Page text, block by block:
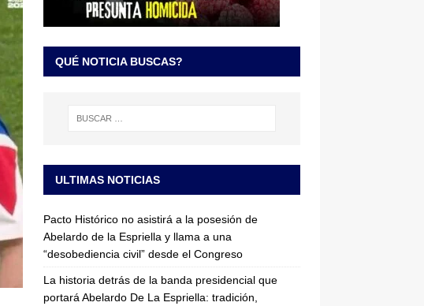
QUÉ NOTICIA BUSCAS?
ULTIMAS NOTICIAS
Pacto Histórico no asistirá a la posesión de
Abelardo de la Espriella y llama a una
“desobediencia civil” desde el Congreso
La historia detrás de la banda presidencial que
portará Abelardo De La Espriella: tradición,